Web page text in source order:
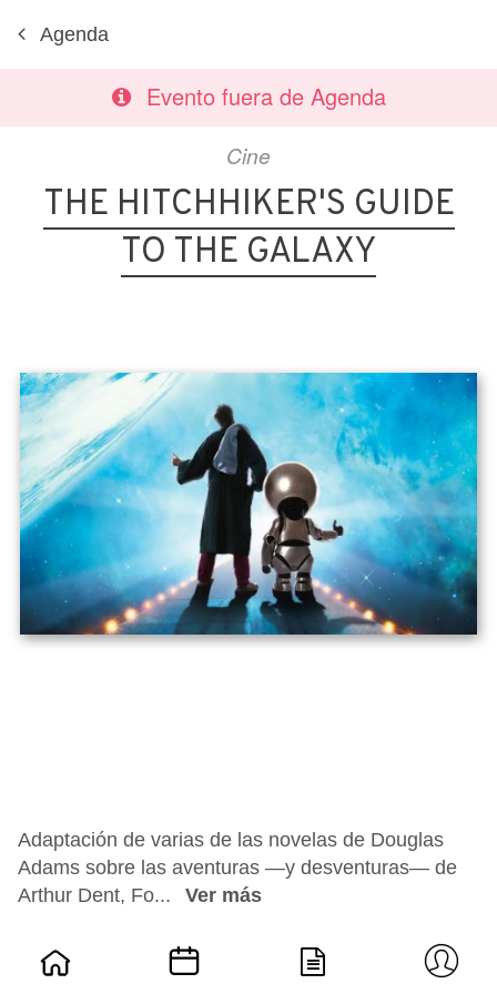
Agenda
Evento fuera de Agenda
Cine
THE HITCHHIKER'S GUIDE
TO THE GALAXY
Adaptación de varias de las novelas de Douglas
Adams sobre las aventuras —y desventuras— de
Arthur Dent, Fo...
Ver más